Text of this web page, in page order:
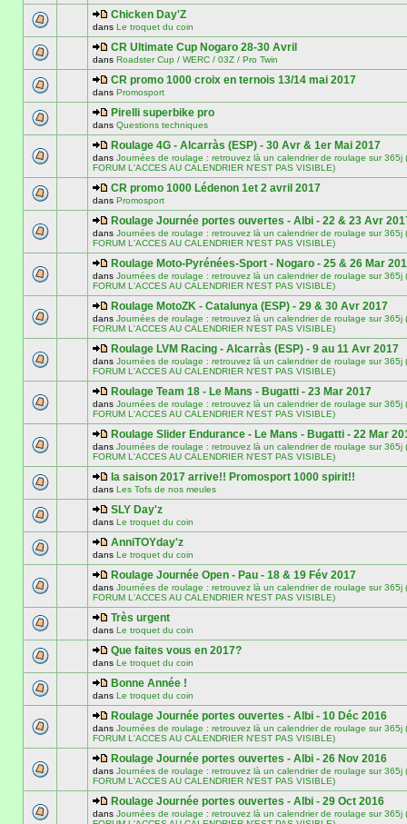
Chicken Day'Z
dans Le troquet du coin
CR Ultimate Cup Nogaro 28-30 Avril
dans Roadster Cup / WERC / 03Z / Pro Twin
CR promo 1000 croix en ternois 13/14 mai 2017
dans Promosport
Pirelli superbike pro
dans Questions techniques
Roulage 4G - Alcarràs (ESP) - 30 Avr & 1er Mai 2017
dans Journées de roulage : retrouvez là un calendrier de roulage sur 365j
FORUM L'ACCES AU CALENDRIER N'EST PAS VISIBLE)
CR promo 1000 Lédenon 1et 2 avril 2017
dans Promosport
Roulage Journée portes ouvertes - Albi - 22 & 23 Avr
dans Journées de roulage : retrouvez là un calendrier de roulage sur 365j
FORUM L'ACCES AU CALENDRIER N'EST PAS VISIBLE)
Roulage Moto-Pyrénées-Sport - Nogaro - 25 & 26 Mar
dans Journées de roulage : retrouvez là un calendrier de roulage sur 365j
FORUM L'ACCES AU CALENDRIER N'EST PAS VISIBLE)
Roulage MotoZK - Catalunya (ESP) - 29 & 30 Avr 2017
dans Journées de roulage : retrouvez là un calendrier de roulage sur 365j
FORUM L'ACCES AU CALENDRIER N'EST PAS VISIBLE)
Roulage LVM Racing - Alcarràs (ESP) - 9 au 11 Avr 2017
dans Journées de roulage : retrouvez là un calendrier de roulage sur 365j
FORUM L'ACCES AU CALENDRIER N'EST PAS VISIBLE)
Roulage Team 18 - Le Mans - Bugatti - 23 Mar 2017
dans Journées de roulage : retrouvez là un calendrier de roulage sur 365j
FORUM L'ACCES AU CALENDRIER N'EST PAS VISIBLE)
Roulage Slider Endurance - Le Mans - Bugatti - 22 Mar
dans Journées de roulage : retrouvez là un calendrier de roulage sur 365j
FORUM L'ACCES AU CALENDRIER N'EST PAS VISIBLE)
la saison 2017 arrive!! Promosport 1000 spirit!!
dans Les Tofs de nos meules
SLY Day'z
dans Le troquet du coin
AnniTOYday'z
dans Le troquet du coin
Roulage Journée Open - Pau - 18 & 19 Fév 2017
dans Journées de roulage : retrouvez là un calendrier de roulage sur 365j
FORUM L'ACCES AU CALENDRIER N'EST PAS VISIBLE)
Très urgent
dans Le troquet du coin
Que faites vous en 2017?
dans Le troquet du coin
Bonne Année !
dans Le troquet du coin
Roulage Journée portes ouvertes - Albi - 10 Déc 2016
dans Journées de roulage : retrouvez là un calendrier de roulage sur 365j
FORUM L'ACCES AU CALENDRIER N'EST PAS VISIBLE)
Roulage Journée portes ouvertes - Albi - 26 Nov 2016
dans Journées de roulage : retrouvez là un calendrier de roulage sur 365j
FORUM L'ACCES AU CALENDRIER N'EST PAS VISIBLE)
Roulage Journée portes ouvertes - Albi - 29 Oct 2016
dans Journées de roulage : retrouvez là un calendrier de roulage sur 365j